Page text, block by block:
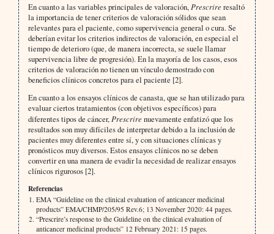
En cuanto a las variables principales de valoración, Prescrireresaltó
la importancia de tener criterios de valoración sólidos que sean
relevantes para el paciente, como supervivencia general o cura. Se
deberían evitar los criterios indirectos de valoración, en especial el
tiempo de deterioro (que, de manera incorrecta, se suele llamar
supervivencia libre de progresión). En la mayoría de los casos, esos
criterios de valoración no tienen un vínculo demostrado con
beneficios clínicos concretos para el paciente [2].
En cuanto a los ensayos clínicos de canasta, que se han utilizado para
evaluar ciertos tratamientos (con objetivos específicos) para
diferentes tipos de cáncer, Prescrirenuevamente enfatizó que los
resultados son muy difíciles de interpretar debido a la inclusión de
pacientes muy diferentes entre sí, y con situaciones clínicas y
pronósticos muy diversos. Estos ensayos clínicos no se deben
convertir en una manera de evadir la necesidad de realizar ensayos
clínicos rigurosos [2].
Referencias
EMA “Guideline on the clinical evaluation of anticancer medicinal
products” EMA/CHMP/205/95 Rev.6; 13 November 2020: 44 pages.
“Prescrire’s response to the Guideline on the clinical evaluation of
anticancer medicinal products” 12 February 2021: 15 pages.